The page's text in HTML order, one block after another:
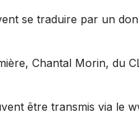
se traduire par un
Chantal Morin, du
être transmis via le